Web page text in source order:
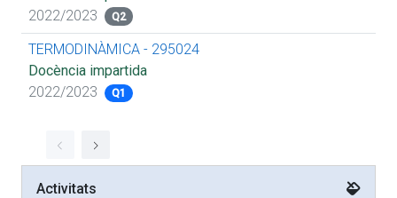
2022/2023
Q2
TERMODINÀMICA - 295024
Docència impartida
2022/2023
Q1
Activitats